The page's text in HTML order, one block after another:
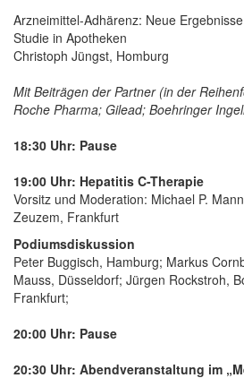
Arzneimittel-Adhärenz: Neue
Studie in Apotheken
Christoph Jüngst, Homburg
Mit Beiträgen der Partner (in der
Roche Pharma; Gilead; Boehringer
18:30 Uhr: Pause
19:00 Uhr: Hepatitis C-Therapie
Vorsitz und Moderation: Michael P.
Zeuzem, Frankfurt
Podiumsdiskussion
Peter Buggisch, Hamburg; Markus
Mauss, Düsseldorf; Jürgen Rockstroh,
Frankfurt;
20:00 Uhr: Pause
20:30 Uhr: Abendveranstaltung im